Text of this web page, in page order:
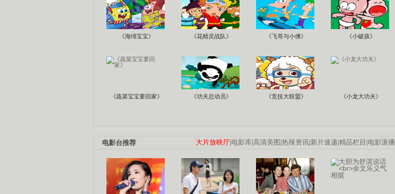
《海绵宝宝》 《花精灵战队》 《飞哥与小佛》 《小破孩》
《蔬菜宝宝要回家》 《功夫总动员》 《竞技大联盟》 《小龙大功夫》
大片放映厅 电影库 高清美图 热辣资讯 新片速递 精品栏目 电影滚播
电影台推荐